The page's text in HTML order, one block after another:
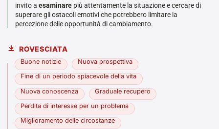
invito a esaminare più attentamente la situazione e cercare di
superare gli ostacoli emotivi che potrebbero limitare la
percezione delle opportunità di cambiamento.
ROVESCIATA
Buone notizie Nuova prospettiva
Fine di un periodo spiacevole della vita
Nuova conoscenza Graduale recupero
Perdita di interesse per un problema
Miglioramento delle circostanze